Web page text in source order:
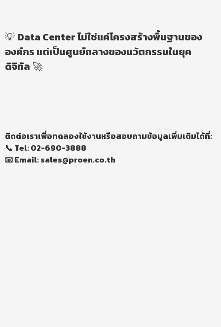
💡 Data Centerไม่ใช่แค่โครงสร้างพื้นฐานของ
องค์กร แต่เป็นศูนย์กลางของนวัตกรรมในยุค
ดิจิทัล 🚀
ติดต่อเราเพื่อทดลองใช้งานหรือสอบถามข้อมูลเพิ่มเติมได้ที่:
📞 Tel: 02-690-3888
📧 Email: sales@proen.co.th